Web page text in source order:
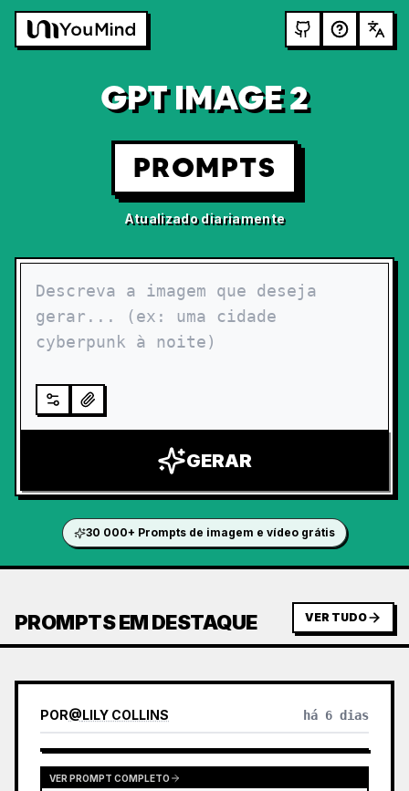
GPT IMAGE 2
PROMPTS
Atualizado diariamente
GERAR
30 000+ Prompts de imagem e vídeo grátis
PROMPTS EM DESTAQUE VER TUDO
POR@LILY COLLINS há 6 dias
VER PROMPT COMPLETO